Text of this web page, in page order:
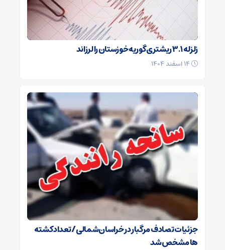
زلزله ۳.۱ ریشتری گوریه خوزستان را لرزاند
جزئیات تصادف مرگبار در خراسان‌شمالی/ تعداد کشته
ها مشخص شد